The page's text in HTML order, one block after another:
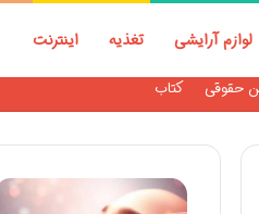
لوازم آرایشی تغذیه اینترنت
حقوقی کتاب